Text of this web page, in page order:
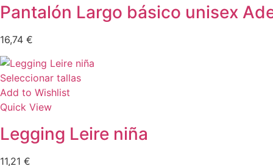
Pantalón Largo básico unisex
16,74 €
Seleccionar tallas
Add to Wishlist
Quick View
Legging Leire niña
11,21 €